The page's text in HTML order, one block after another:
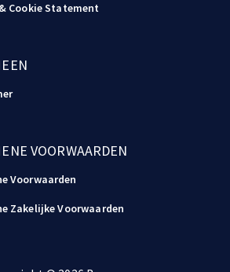
Cookie Statement
VOORWAARDEN
Voorwaarden
Zakelijke Voorwaarden